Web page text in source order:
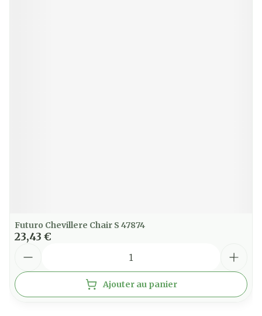
Futuro Chevillere Chair S 47874
23,43 €
Ajouter au panier